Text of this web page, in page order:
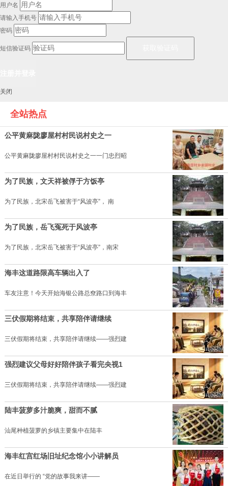
用户名
请输入手机号
密码
短信验证码
关闭
全站热点
公平黄麻陇廖屋村村民说村史之一
公平黄麻陇廖屋村村民说村史之一一门忠烈昭
为了民族，文天祥被俘于方饭亭
为了民族，北宋岳飞被害于“风波亭”， 南
为了民族，岳飞冤死于风波亭
为了民族，北宋岳飞被害于“风波亭”，南宋
海丰这道路限高车辆出入了
车友注意！今天开始海银公路总尞路口到海丰
三伏假期将结束，共享陪伴请继续
三伏假期将结束，共享陪伴请继续——强烈建
强烈建议父母好好陪伴孩子看完央视1
三伏假期将结束，共享陪伴请继续——强烈建
陆丰菠萝多汁脆爽，甜而不腻
汕尾种植菠萝的乡镇主要集中在陆丰
海丰红宫红场旧址纪念馆小小讲解员
在近日举行的 “党的故事我来讲——